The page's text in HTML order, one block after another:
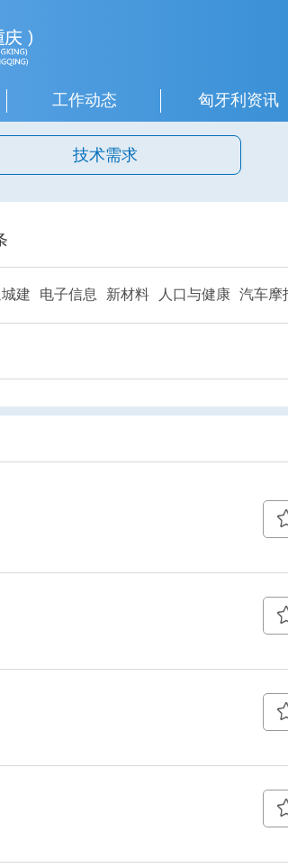
工作动态 匈牙利资讯
技术需求
建 电子信息 新材料 人口与健康 汽车摩